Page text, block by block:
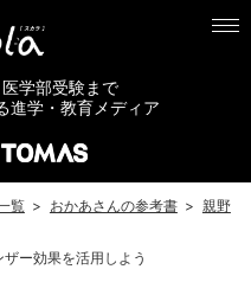
学部受験まで
進学・教育メディア
覧 > おかあさんの参考書 > 親野
ー効果を活用しよう